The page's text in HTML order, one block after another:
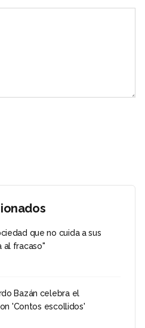
que no cuida a sus
al fracaso"
Bazán celebra el
'Contos escollidos'